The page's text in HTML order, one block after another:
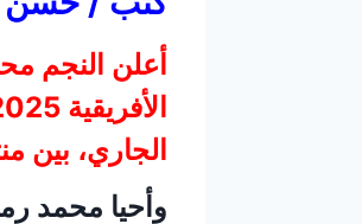
أعلن النجم
الجاري، بين
وأحيا محمد